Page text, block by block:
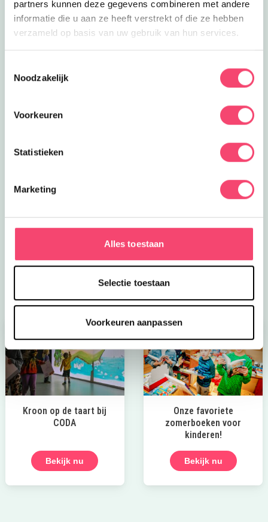
partners kunnen deze gegevens combineren met andere
informatie die u aan ze heeft verstrekt of die ze hebben
verzameld op basis van uw gebruik van hun services.
Noodzakelijk
Voorkeuren
Statistieken
Marketing
Alles toestaan
Selectie toestaan
Voorkeuren aanpassen
Zomervakantie bij het NMM
Kroon op de taart bij
CODA
Bekijk nu
Onze favoriete
zomerboeken voor
kinderen!
Bekijk nu